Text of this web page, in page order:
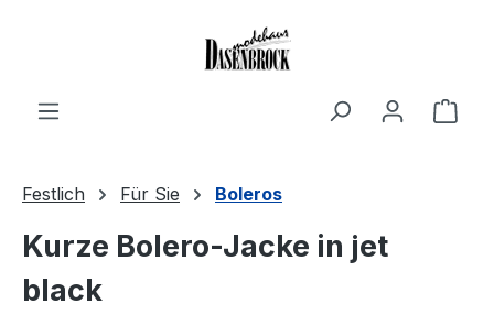
Festlich Für Sie Boleros
Kurze Bolero-Jacke in jet
black